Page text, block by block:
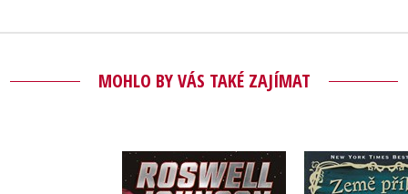
MOHLO BY VÁS TAKÉ ZAJÍMAT
Roswell Johnson
Země